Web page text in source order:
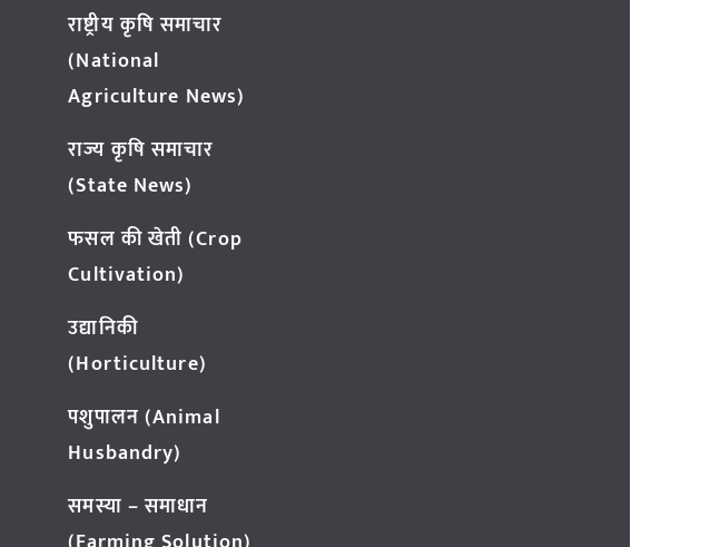
राष्ट्रीय कृषि समाचार
(National
Agriculture News)
राज्य कृषि समाचार
(State News)
फसल की खेती (Crop
Cultivation)
उद्यानिकी
(Horticulture)
पशुपालन (Animal
Husbandry)
समस्या – समाधान